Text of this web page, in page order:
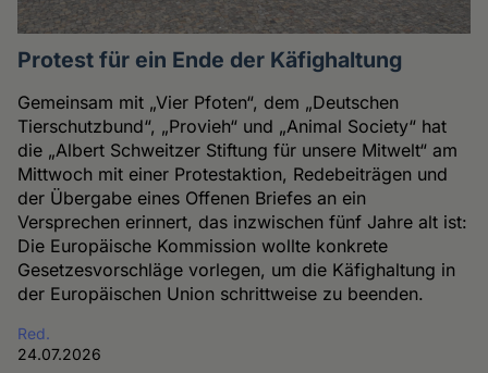
Protest für ein Ende der Käfighaltung
Gemeinsam mit „Vier Pfoten“, dem „Deutschen
Tierschutzbund“, „Provieh“ und „Animal Society“ hat
die „Albert Schweitzer Stiftung für unsere Mitwelt“ am
Mittwoch mit einer Protestaktion, Redebeiträgen und
der Übergabe eines Offenen Briefes an ein
Versprechen erinnert, das inzwischen fünf Jahre alt ist:
Die Europäische Kommission wollte konkrete
Gesetzesvorschläge vorlegen, um die Käfighaltung in
der Europäischen Union schrittweise zu beenden.
Red.
24.07.2026